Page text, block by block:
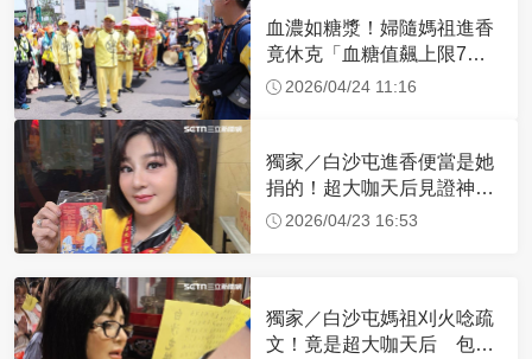
血濃如糖漿！婦隨媽祖進香
竟休克「血糖值飆上限7
倍」 醫曝原因
2026/04/24 11:16
獨家／白沙屯進香便當是她
捐的！超大咖天后見證神
蹟 一靠近媽祖就爆哭
2026/04/23 16:53
獨家／白沙屯媽祖刈火唸疏
文！竟是超大咖天后 包尿